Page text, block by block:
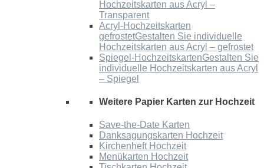
Hochzeitskarten aus Acryl –
Transparent
Acryl-Hochzeitskarten
gefrostetGestalten Sie individuelle
Hochzeitskarten aus Acryl – gefrostet
Spiegel-HochzeitskartenGestalten Sie
individuelle Hochzeitskarten aus Acryl
– Spiegel
Weitere Papier Karten zur Hochzeit
Save-the-Date Karten
Danksagungskarten Hochzeit
Kirchenheft Hochzeit
Menükarten Hochzeit